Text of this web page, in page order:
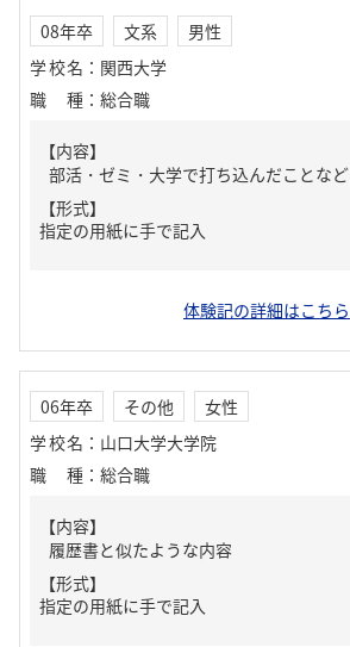
08年卒 文系
男性
学校名 ： 関西大学
職種 ： 総合職
【内容】
部活・ゼミ・大学で打ち込んだことなど
【形式】
指定の用紙に手で記入
体験記の詳細はこちら
06年卒 その他
女性
学校名 ： 山口大学大学院
職種 ： 総合職
【内容】
履歴書と似たような内容
【形式】
指定の用紙に手で記入